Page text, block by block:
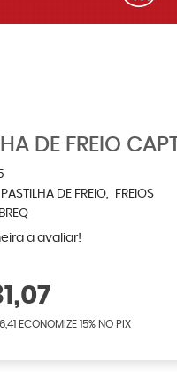
DE FREIO
PASTILHA DE FREIO
FREIOS
a avaliar!
ECONOMIZE 15% NO PIX